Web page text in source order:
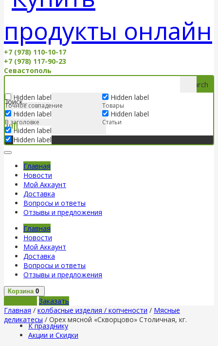
+7 (978) 110-10-17
+7 (978) 117-90-23
Севастополь
Search
Hidden label
Точное совпадение
Hidden label
В заголовке
Hidden label
Hidden label
Hidden label
Товары
Hidden label
Статьи
Главная
Новости
Мой Аккаунт
Доставка
Вопросы и ответы
Отзывы и предложения
Главная
Новости
Мой Аккаунт
Доставка
Вопросы и ответы
Отзывы и предложения
Корзина 0
Заказать
Главная / колбасные изделия / копчености / Мясные
деликатесы / Орех мясной «Скворцово» Столичная, кг.
К празднику
Акции и Скидки